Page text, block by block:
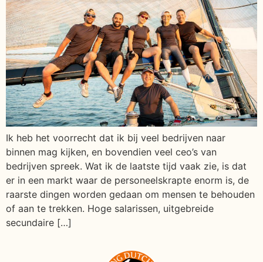
Ik heb het voorrecht dat ik bij veel bedrijven naar
binnen mag kijken, en bovendien veel ceo’s van
bedrijven spreek. Wat ik de laatste tijd vaak zie, is dat
er in een markt waar de personeelskrapte enorm is, de
raarste dingen worden gedaan om mensen te behouden
of aan te trekken. Hoge salarissen, uitgebreide
secundaire […]